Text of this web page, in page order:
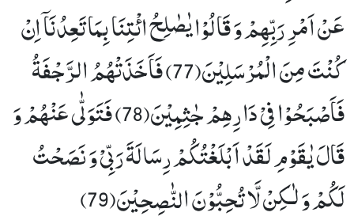
عَنْ اَمْرِ رَبِّهِمْ وَ قَالُوْا یٰصٰلِحُ ائْتِنَا بِمَا تَعِدُنَاۤ اِنْ
كُنْتَ مِنَ الْمُرْسَلِیْنَ(77) فَاَخَذَتْهُمُ الرَّجْفَةُ
فَاَصْبَحُوْا فِیْ دَارِهِمْ جٰثِمِیْنَ(78) فَتَوَلّٰى عَنْهُمْ وَ
قَالَ یٰقَوْمِ لَقَدْ اَبْلَغْتُكُمْ رِسَالَةَ رَبِّیْ وَ نَصَحْتُ
لَكُمْ وَ لٰـكِنْ لَّا تُحِبُّوْنَ النّٰصِحِیْنَ(79)